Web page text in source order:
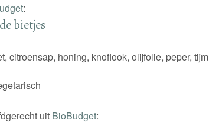
:
bietjes
citroensap, honing, knoflook, olijfolie, peper, tijm
uit BioBudget: